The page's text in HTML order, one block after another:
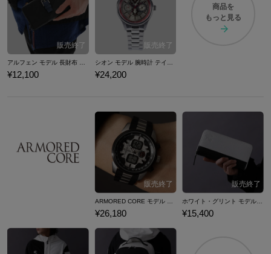
¥12,100 ¥24,200
商品を
もっと見る
¥26,180 ¥15,400